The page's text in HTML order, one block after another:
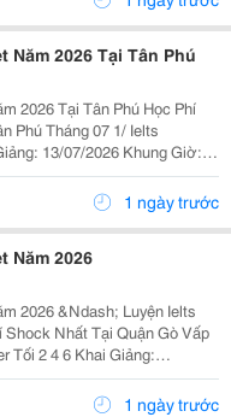
Năm 2026 Tại Tân Phú
Tại Tân Phú Học Phí
1/ Ielts
1 ngày trước
Năm 2026
2026 &Ndash; Luyện Ielts
1 ngày trước